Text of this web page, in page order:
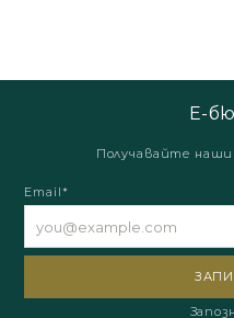
Е-
Получавайте
Email*